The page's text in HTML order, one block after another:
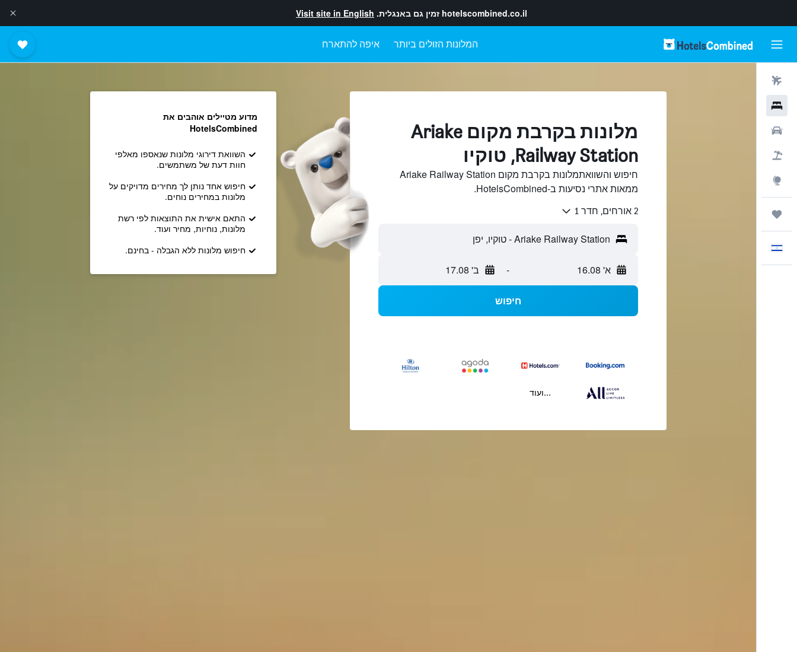
hotelscombined.co.il זמין גם באנגלית. Visit site in English
המלונות הזולים ביותר איפה להתארח
מלונות בקרבת מקום Ariake
Railway Station, טוקיו
חיפוש והשוואתמלונות בקרבת מקום Ariake Railway Station
ממאות אתרי נסיעות ב-HotelsCombined.
2 אורחים, חדר 1
א' 16.08 - ב' 17.08
חיפוש
...ועוד
מדוע מטיילים אוהבים את
HotelsCombined
השוואת דירוגי מלונות שנאספו מאלפי
חוות דעת של משתמשים.
חיפוש אחד נותן לך מחירים מדויקים על
מלונות במחירים נוחים.
התאם אישית את התוצאות לפי רשת
מלונות, נוחיות, מחיר ועוד.
חיפוש מלונות ללא הגבלה - בחינם.